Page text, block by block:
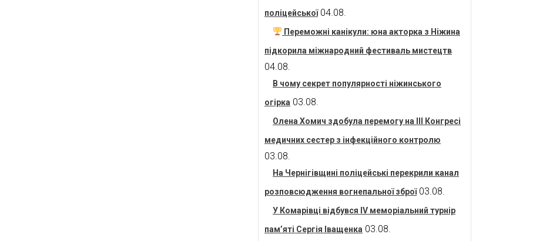
поліцейської 04.08.
Переможні канікули: юна акторка з Ніжина
підкорила міжнародний фестиваль мистецтв
04.08.
В чому секрет популярності ніжинського
огірка 03.08.
Олена Хомич здобула перемогу на ІІІ Конгресі
медичних сестер з інфекційного контролю
03.08.
На Чернігівщині поліцейські перекрили канал
розповсюдження вогнепальної зброї 03.08.
У Комарівці відбувся IV меморіальний турнір
пам’яті Сергія Іващенка 03.08.